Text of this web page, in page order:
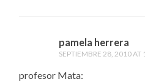
pamela herrera
SEPTIEMBRE 28, 2010 AT
profesor Mata: